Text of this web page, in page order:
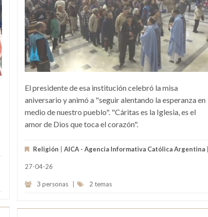
El presidente de esa institución celebró la misa
aniversario y animó a "seguir alentando la esperanza en
medio de nuestro pueblo". "Cáritas es la Iglesia, es el
amor de Dios que toca el corazón".
Religión AICA - Agencia Informativa Católica Argentina
27-04-26
3 personas 2 temas